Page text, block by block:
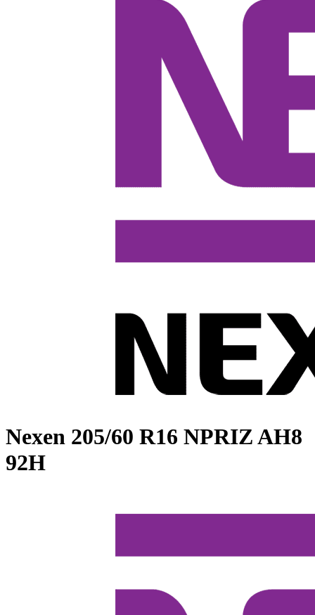
Nexen 205/60 R16 NPRIZ AH8
92H